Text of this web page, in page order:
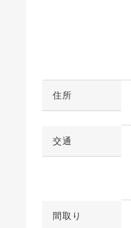
住所
交通
間取り